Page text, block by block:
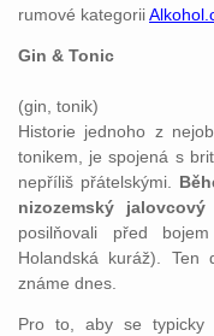
rumové kategorii
Gin & Tonic
(gin, tonik)
Historie jednoho z
tonikem, je spojená s
nepříliš přátelskými.
nizozemský
posilňovali před
Holandská kuráž).
známe dnes.
Pro to, aby se typicky